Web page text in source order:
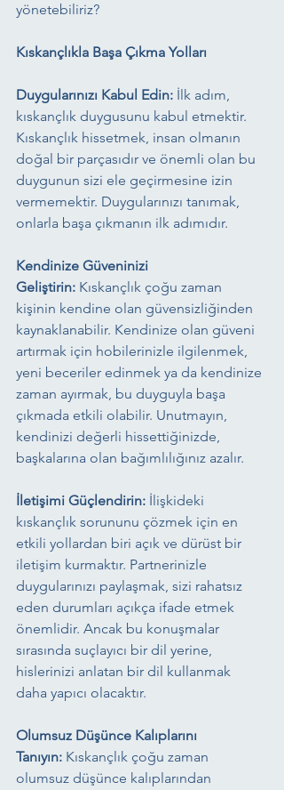
yönetebiliriz?
Kıskançlıkla Başa Çıkma Yolları
Duygularınızı Kabul Edin: İlk adım,
kıskançlık duygusunu kabul etmektir.
Kıskançlık hissetmek, insan olmanın
doğal bir parçasıdır ve önemli olan bu
duygunun sizi ele geçirmesine izin
vermemektir. Duygularınızı tanımak,
onlarla başa çıkmanın ilk adımıdır.
Kendinize Güveninizi
Geliştirin: Kıskançlık çoğu zaman
kişinin kendine olan güvensizliğinden
kaynaklanabilir. Kendinize olan güveni
artırmak için hobilerinizle ilgilenmek,
yeni beceriler edinmek ya da kendinize
zaman ayırmak, bu duyguyla başa
çıkmada etkili olabilir. Unutmayın,
kendinizi değerli hissettiğinizde,
başkalarına olan bağımlılığınız azalır.
İletişimi Güçlendirin: İlişkideki
kıskançlık sorununu çözmek için en
etkili yollardan biri açık ve dürüst bir
iletişim kurmaktır. Partnerinizle
duygularınızı paylaşmak, sizi rahatsız
eden durumları açıkça ifade etmek
önemlidir. Ancak bu konuşmalar
sırasında suçlayıcı bir dil yerine,
hislerinizi anlatan bir dil kullanmak
daha yapıcı olacaktır.
Olumsuz Düşünce Kalıplarını
Tanıyın: Kıskançlık çoğu zaman
olumsuz düşünce kalıplarından